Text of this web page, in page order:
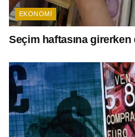
EKONOMI
Seçim haftasına